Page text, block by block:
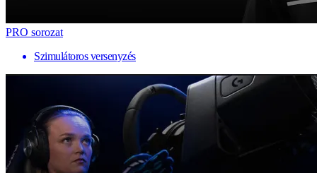
PRO sorozat
Szimulátoros versenyzés